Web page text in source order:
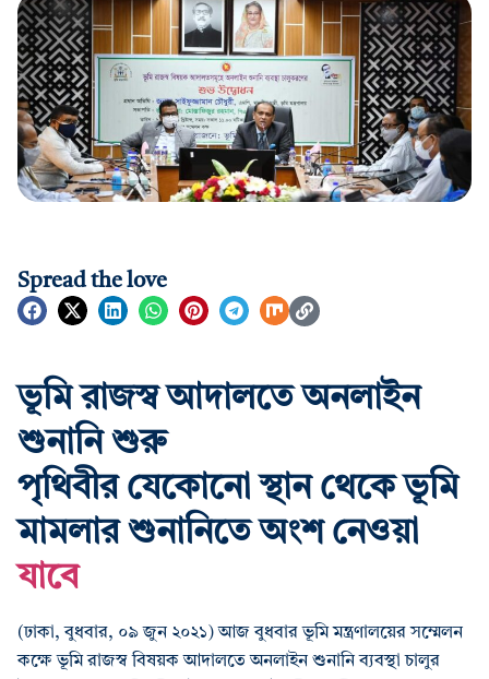
Spread the love
ভূমি রাজস্ব আদালতে অনলাইন
শুনানি শুরু
পৃথিবীর যেকোনো স্থান থেকে ভূমি
মামলার শুনানিতে অংশ নেওয়া
যাবে
(ঢাকা, বুধবার, ০৯ জুন ২০২১) আজ বুধবার ভূমি মন্ত্রণালয়ের সম্মেলন
কক্ষে ভূমি রাজস্ব বিষয়ক আদালতে অনলাইন শুনানি ব্যবস্থা চালুর